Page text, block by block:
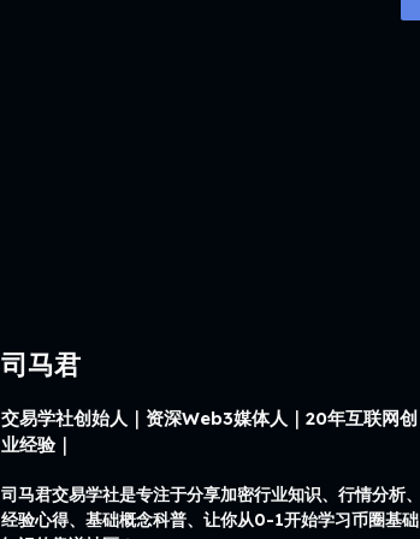
司马君
交易学社创始人｜资深Web3媒体人｜20年互联网创
业经验｜
司马君交易学社是专注于分享加密行业知识、行情分析、
经验心得、基础概念科普、让你从0-1开始学习币圈基础